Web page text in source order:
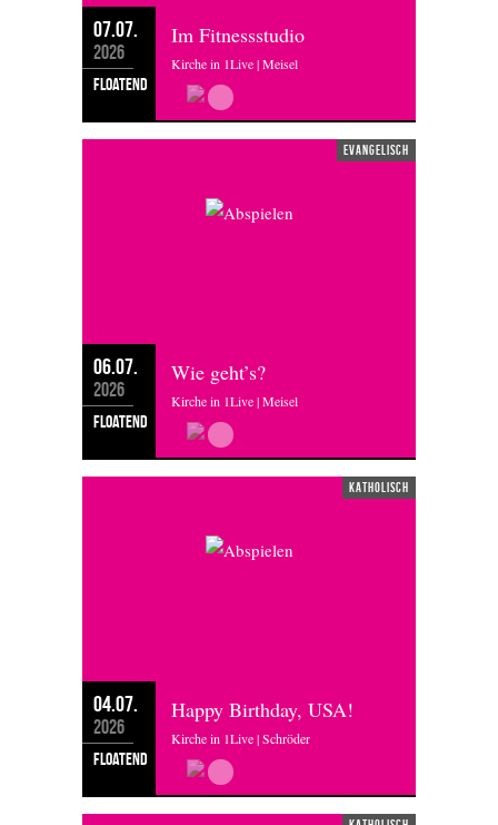
07.07.
2026
floatend
Im Fitnessstudio
Kirche in 1Live | Meisel
evangelisch
06.07.
2026
floatend
Wie geht’s?
Kirche in 1Live | Meisel
katholisch
04.07.
2026
floatend
Happy Birthday, USA!
Kirche in 1Live | Schröder